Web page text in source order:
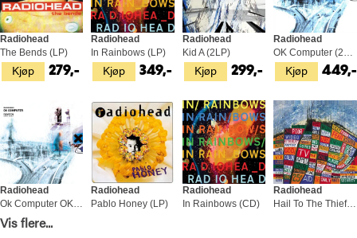
Kjøp
Radiohead
The Bends (LP)
279,- Kjøp
Radiohead
In Rainbows (LP)
349,- Kjøp
Radiohead
Kid A (2LP)
299,- Kjøp
Radiohead
OK Computer (2LP)
449,-
Kjøp
Radiohead
549,-
Radiohead
Pablo Honey (LP)
Radiohead
In Rainbows (CD)
Radiohead
Hail To The Thief (2LP)
Vis flere...